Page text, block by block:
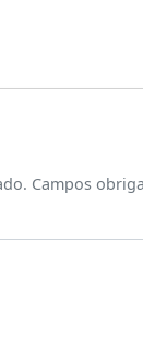
Campos